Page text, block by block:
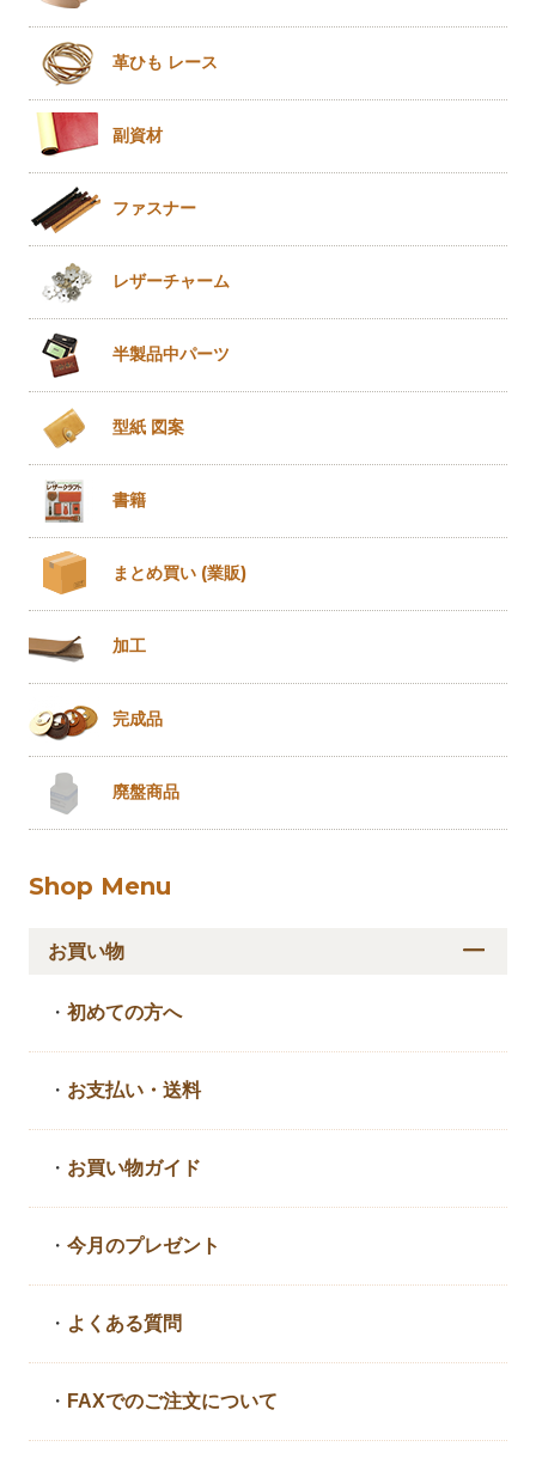
革ひも レース
副資材
ファスナー
レザーチャーム
半製品中パーツ
型紙 図案
書籍
まとめ買い (業販)
加工
完成品
廃盤商品
Shop Menu
お買い物
・初めての方へ
・ お支払い・送料
・ お買い物ガイド
・今月のプレゼント
・ よくある質問
・ FAXでのご注文について